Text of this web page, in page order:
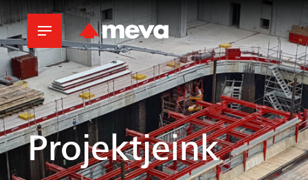
Projektjeink